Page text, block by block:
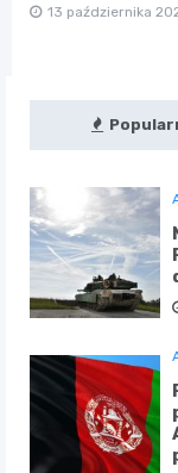
13 października